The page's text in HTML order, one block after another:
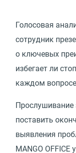
Голосовая
сотрудник
о ключевых
избегает ли
каждом
Прослушивание
поставить
выявления
MANGO OFFICE